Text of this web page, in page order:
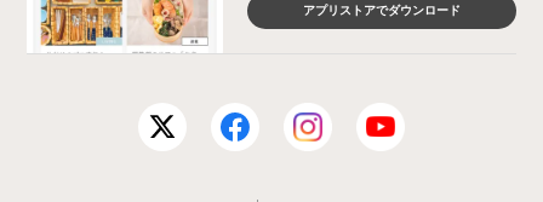
アプリストアでダウンロード